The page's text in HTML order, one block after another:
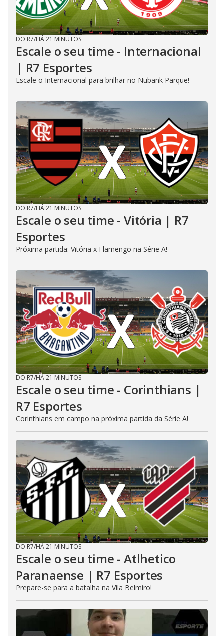
DO R7/HÁ 21 MINUTOS
Escale o seu time - Internacional
| R7 Esportes
Escale o Internacional para brilhar no Nubank Parque!
DO R7/HÁ 21 MINUTOS
Escale o seu time - Vitória | R7
Esportes
Próxima partida: Vitória x Flamengo na Série A!
DO R7/HÁ 21 MINUTOS
Escale o seu time - Corinthians |
R7 Esportes
Corinthians em campo na próxima partida da Série A!
DO R7/HÁ 21 MINUTOS
Escale o seu time - Atlhetico
Paranaense | R7 Esportes
Prepare-se para a batalha na Vila Belmiro!